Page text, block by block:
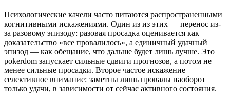
Психологические качели часто питаются распространенными
когнитивными искажениями. Один из из этих — перенос из-
за разовому эпизоду: разовая просадка оценивается как
доказательство «все провалилось», а единичный удачный
эпизод — как обещание, что дальше будет лишь лучше. Это
pokerdom запускает сильные сдвиги прогнозов, а потом не
менее сильные просадки. Второе частое искажение —
селективное внимание: заметны лишь провалы наоборот
только удачи, в зависимости от сейчас активного состояния.